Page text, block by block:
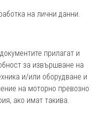
на лични данни.
прилагат и
за извършване на
и/или оборудване и
на моторно превозно
ако имат такива.